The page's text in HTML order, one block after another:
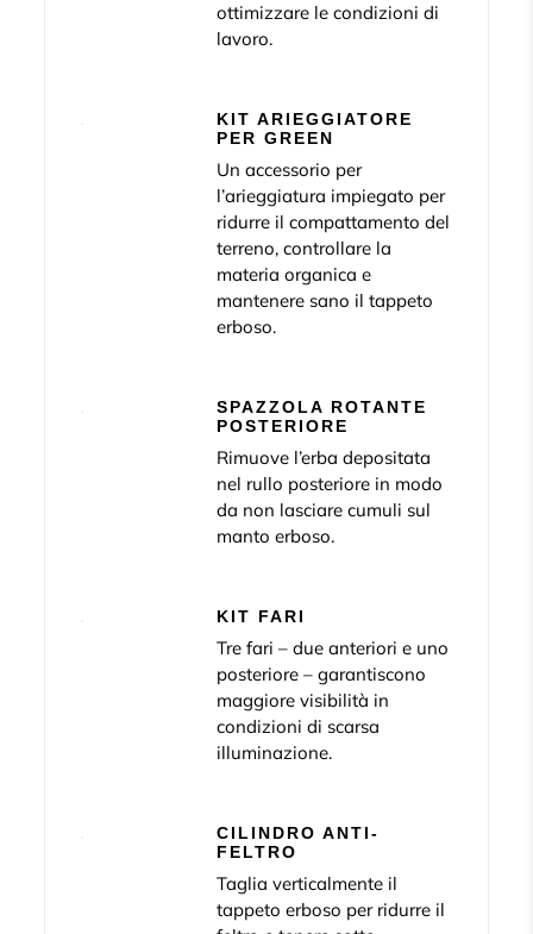
ottimizzare le condizioni di
lavoro.
KIT ARIEGGIATORE
PER GREEN
Un accessorio per
l’arieggiatura impiegato per
ridurre il compattamento del
terreno, controllare la
materia organica e
mantenere sano il tappeto
erboso.
SPAZZOLA ROTANTE
POSTERIORE
Rimuove l’erba depositata
nel rullo posteriore in modo
da non lasciare cumuli sul
manto erboso.
KIT FARI
Tre fari – due anteriori e uno
posteriore – garantiscono
maggiore visibilità in
condizioni di scarsa
illuminazione.
CILINDRO ANTI-
FELTRO
Taglia verticalmente il
tappeto erboso per ridurre il